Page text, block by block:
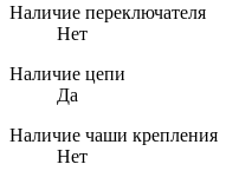
Наличие переключателя
Нет
Наличие цепи
Да
Наличие чаши крепления
Нет